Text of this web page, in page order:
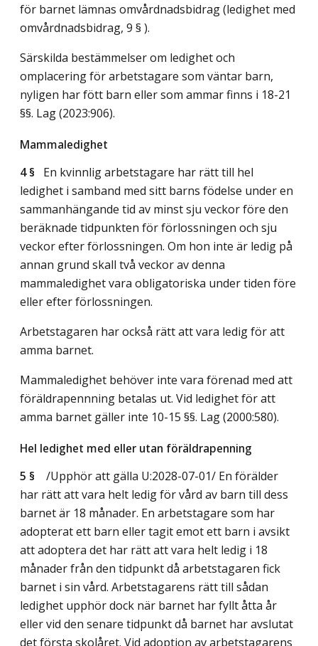
för barnet lämnas omvårdnadsbidrag (ledighet med
omvårdnadsbidrag, 9 § ).
Särskilda bestämmelser om ledighet och
omplacering för arbetstagare som väntar barn,
nyligen har fött barn eller som ammar finns i 18-21
§§. Lag (2023:906).
Mammaledighet
4 § En kvinnlig arbetstagare har rätt till hel
ledighet i samband med sitt barns födelse under en
sammanhängande tid av minst sju veckor före den
beräknade tidpunkten för förlossningen och sju
veckor efter förlossningen. Om hon inte är ledig på
annan grund skall två veckor av denna
mammaledighet vara obligatoriska under tiden före
eller efter förlossningen.
Arbetstagaren har också rätt att vara ledig för att
amma barnet.
Mammaledighet behöver inte vara förenad med att
föräldrapennning betalas ut. Vid ledighet för att
amma barnet gäller inte 10-15 §§. Lag (2000:580).
Hel ledighet med eller utan föräldrapenning
5 §
/Upphör att gälla U:2028-07-01/ En förälder
har rätt att vara helt ledig för vård av barn till dess
barnet är 18 månader. En arbetstagare som har
adopterat ett barn eller tagit emot ett barn i avsikt
att adoptera det har rätt att vara helt ledig i 18
månader från den tidpunkt då arbetstagaren fick
barnet i sin vård. Arbetstagarens rätt till sådan
ledighet upphör dock när barnet har fyllt åtta år
eller vid den senare tidpunkt då barnet har avslutat
det första skolåret. Vid adoption av arbetstagarens